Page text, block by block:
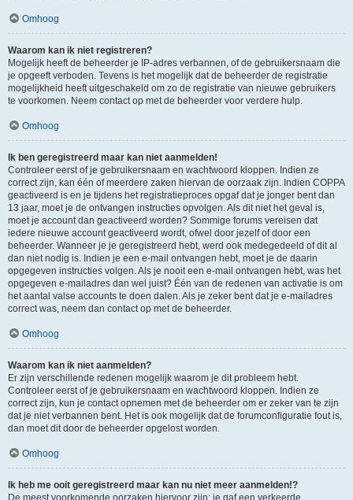
Omhoog
Waarom kan ik niet registreren?
Mogelijk heeft de beheerder je IP-adres verbannen, of de gebruikersnaam die
je opgeeft verboden. Tevens is het mogelijk dat de beheerder de registratie
mogelijkheid heeft uitgeschakeld om zo de registratie van nieuwe gebruikers
te voorkomen. Neem contact op met de beheerder voor verdere hulp.
Omhoog
Ik ben geregistreerd maar kan niet aanmelden!
Controleer eerst of je gebruikersnaam en wachtwoord kloppen. Indien ze
correct zijn, kan één of meerdere zaken hiervan de oorzaak zijn. Indien COPPA
geactiveerd is en je tijdens het registratieproces opgaf dat je jonger bent dan
13 jaar, moet je de ontvangen instructies opvolgen. Als dit niet het geval is,
moet je account dan geactiveerd worden? Sommige forums vereisen dat
iedere nieuwe account geactiveerd wordt, ofwel door jezelf of door een
beheerder. Wanneer je je geregistreerd hebt, werd ook medegedeeld of dit al
dan niet nodig is. Indien je een e-mail ontvangen hebt, moet je de daarin
opgegeven instructies volgen. Als je nooit een e-mail ontvangen hebt, was het
opgegeven e-mailadres dan wel juist? Één van de redenen van activatie is om
het aantal valse accounts te doen dalen. Als je zeker bent dat je e-mailadres
correct was, neem dan contact op met de beheerder.
Omhoog
Waarom kan ik niet aanmelden?
Er zijn verschillende redenen mogelijk waarom je dit probleem hebt.
Controleer eerst of je gebruikersnaam en wachtwoord kloppen. Indien ze
correct zijn, kun je contact opnemen met de beheerder om er zeker van te zijn
dat je niet verbannen bent. Het is ook mogelijk dat de forumconfiguratie fout is,
dan moet dit door de beheerder opgelost worden.
Omhoog
Ik heb me ooit geregistreerd maar kan nu niet meer aanmelden!?
De meest voorkomende oorzaken hiervoor zijn: je gaf een verkeerde